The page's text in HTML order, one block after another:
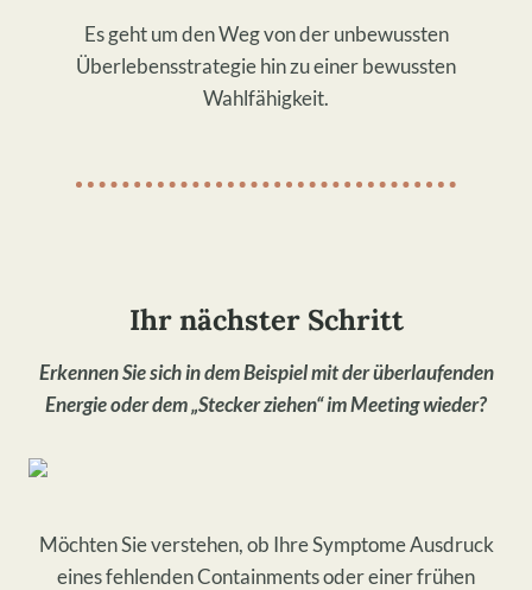
Es geht um den Weg von der unbewussten
Überlebensstrategie hin zu einer bewussten
Wahlfähigkeit.
Ihr nächster Schritt
Erkennen Sie sich in dem Beispiel mit der überlaufenden
Energie oder dem „Stecker ziehen“ im Meeting wieder?
Möchten Sie verstehen, ob Ihre Symptome Ausdruck
eines fehlenden Containments oder einer frühen